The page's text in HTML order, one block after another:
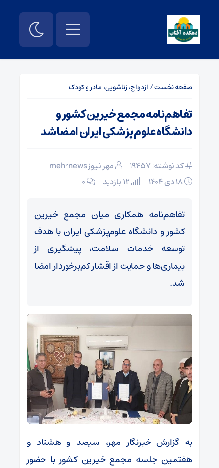
صفحه نخست/ ازدواج، زناشویی، مادر و کودک
تفاهم‌نامه مجمع خیرین کشور و
دانشگاه علوم‌ پزشکی ایران امضا شد
کد نوشته: 19457
مهر نیوز mehrnews
۰
تفاهم‌نامه همکاری میان مجمع خیرین
کشور و دانشگاه علوم‌پزشکی ایران با هدف
توسعه خدمات سلامت، پیشگیری از
بیماری‌ها و حمایت از اقشار کم‌برخوردار امضا
شد.
به گزارش خبرنگار مهر، سیصد و هشتاد و
هفتمین جلسه مجمع خیرین کشور با حضور